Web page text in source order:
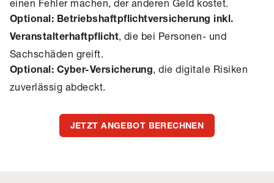
einen Fehler machen, der anderen Geld kostet.
Optional: Betriebshaftpflichtversicherung inkl.
Veranstalterhaftpflicht, die bei Personen- und
Sachschäden greift.
Optional: Cyber-Versicherung, die digitale Risiken
zuverlässig abdeckt.
JETZT ANGEBOT BERECHNEN